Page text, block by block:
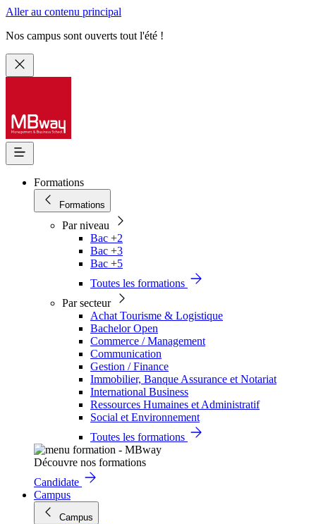
Aller au contenu principal
Nos campus sont ouverts tout l'été !
Formations
Formations
Par niveau
Bac +2
Bac +3
Bac +5
Toutes les formations
Par secteur
Achat Tourisme & Logistique
Bachelor Open
Commerce / Management
Communication
Gestion / Finance
Immobilier, Banque Assurance et Notariat
International Business
Ressources Humaines et Administratif
Social et Environnement
Toutes les formations
Découvre nos formations
Candidate
Campus
Campus